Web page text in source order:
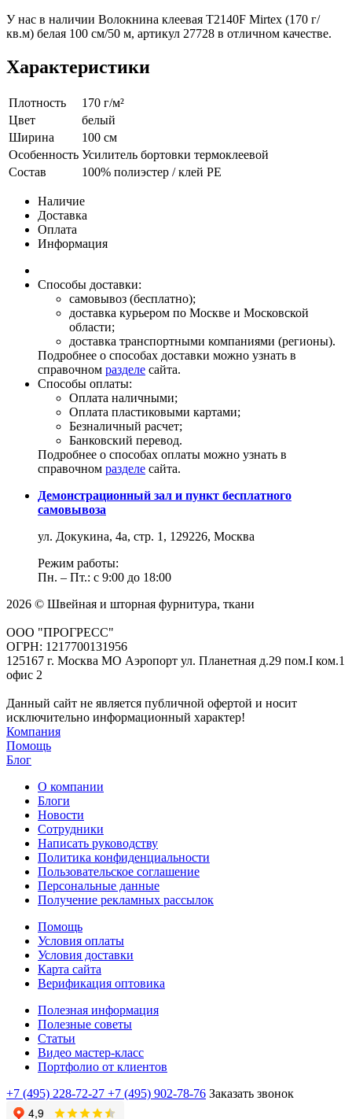
У нас в наличии Волокнина клеевая T2140F Mirtex (170 г/
кв.м) белая 100 см/50 м, артикул 27728 в отличном качестве.
Характеристики
Плотность
170 г/м²
Цвет
белый
Ширина
100 см
Особенность Усилитель бортовки термоклеевой
Состав
100% полиэстер / клей PE
Наличие
Доставка
Оплата
Информация
Способы доставки:
самовывоз (бесплатно);
доставка курьером по Москве и Московской
области;
доставка транспортными компаниями (регионы).
Подробнее о способах доставки можно узнать в
справочном разделе сайта.
Способы оплаты:
Оплата наличными;
Оплата пластиковыми картами;
Безналичный расчет;
Банковский перевод.
Подробнее о способах оплаты можно узнать в
справочном разделе сайта.
Демонстрационный зал и пункт бесплатного
самовывоза
ул. Докукина, 4а, стр. 1, 129226, Москва
Режим работы:
Пн. – Пт.: с 9:00 до 18:00
2026 © Швейная и шторная фурнитура, ткани
ООО "ПРОГРЕСС"
ОГРН: 1217700131956
125167 г. Москва МО Аэропорт ул. Планетная д.29 пом.I ком.1
офис 2
Данный сайт не является публичной офертой и носит
исключительно информационный характер!
Компания
Помощь
Блог
О компании
Блоги
Новости
Сотрудники
Написать руководству
Политика конфиденциальности
Пользовательское соглашение
Персональные данные
Получение рекламных рассылок
Помощь
Условия оплаты
Условия доставки
Карта сайта
Верификация оптовика
Полезная информация
Полезные советы
Статьи
Видео мастер-класс
Портфолио от клиентов
+7 (495) 228-72-27 +7 (495) 902-78-76 Заказать звонок